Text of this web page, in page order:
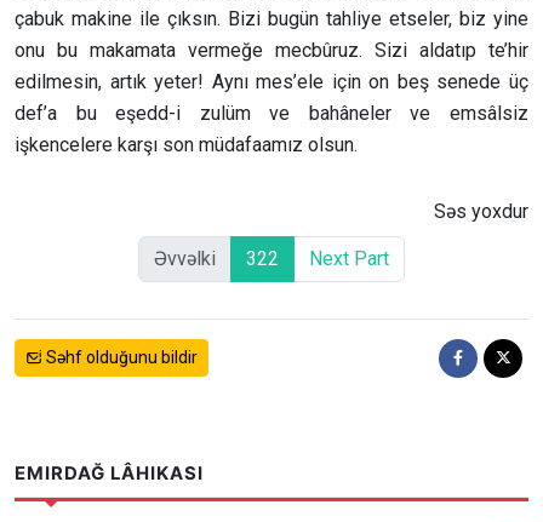
çabuk makine ile çıksın. Bizi bugün tahliye etseler, biz yine
onu bu makamata vermeğe mecbûruz. Sizi aldatıp te’hir
edilmesin, artık yeter! Aynı mes’ele için on beş senede üç
def’a bu eşedd-i zulüm ve bahâneler ve emsâlsiz
işkencelere karşı son müdafaamız olsun.
Səs yoxdur
Əvvəlki 322 Next Part
Səhf olduğunu bildir
EMIRDAĞ LÂHIKASI